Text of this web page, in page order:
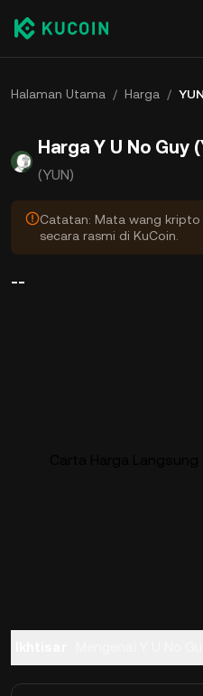
Halaman Utama / Harga / YUN
Harga Y U No Guy
(YUN)
Catatan: Mata wang kripto
secara rasmi di KuCoin.
--